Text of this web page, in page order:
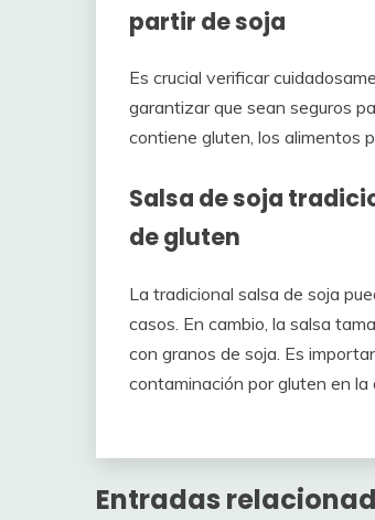
partir de soja
Es crucial verificar
garantizar que sean seguros
contiene gluten, los alimentos
Salsa de soja
de gluten
La tradicional salsa de soja
casos. En cambio, la salsa
con granos de soja. Es
contaminación por gluten en la
Entradas